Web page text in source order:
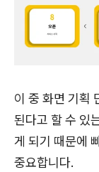
이 중 화면 기획
된다고 할 수 있
게 되기 때문에
중요합니다.